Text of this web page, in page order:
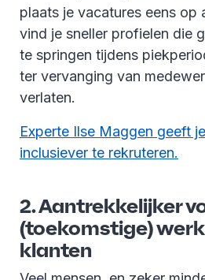
plaats je vacatures eens op
vind je sneller profielen die
te springen tijdens
ter vervanging van
verlaten.
Experte Ilse Maggen geeft
inclusiever te rekruteren.
2. Aantrekkelijker
(toekomstige)
klanten